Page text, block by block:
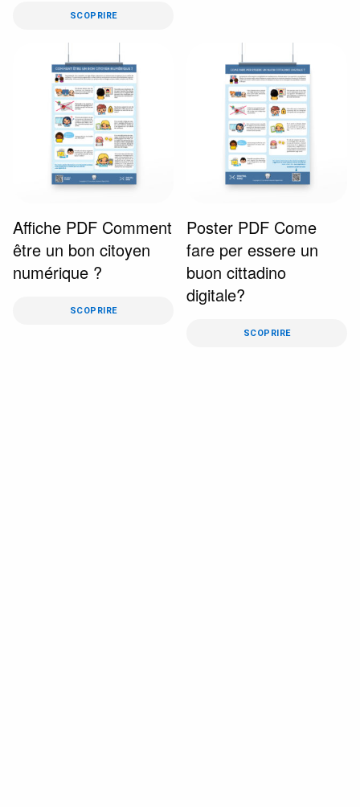
SCOPRIRE
Affiche PDF Comment
être un bon citoyen
numérique ?
SCOPRIRE
Poster PDF Come
fare per essere un
buon cittadino
digitale?
SCOPRIRE